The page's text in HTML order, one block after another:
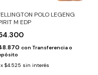
POLO LEGENG
M EDP
con Transferencia o
x $4.525 sin interés